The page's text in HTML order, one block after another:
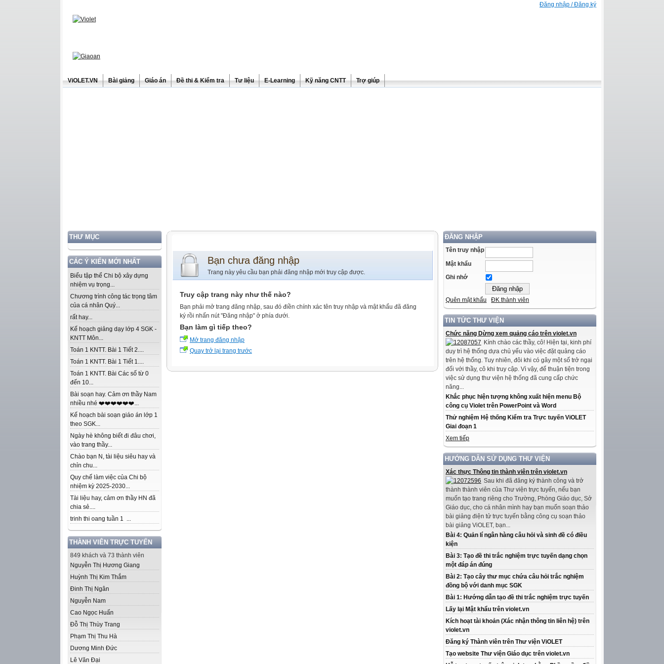
Đăng nhập / Đăng ký
ViOLET.VN Bài giảng Giáo án Đề thi & Kiểm tra Tư liệu E-Learning Kỹ năng CNTT Trợ giúp
THƯ MỤC
CÁC Ý KIẾN MỚI NHẤT
Biểu tập thể Chi bộ xây dựng
nhiệm vụ trọng...
Chương trình công tác trọng tâm
của cá nhân Quý...
rất hay...
Kế hoạch giảng dạy lớp 4 SGK -
KNTT Môn...
Toán 1 KNTT. Bài 1 Tiết 2....
Toán 1 KNTT. Bài 1 Tiết 1....
Toán 1 KNTT. Bài Các số từ 0
đến 10...
Bài soạn hay. Cảm ơn thầy Nam
nhiều nhé ❤️❤️❤️❤️❤️❤️...
Kế hoạch bài soạn giáo án lớp 1
theo SGK...
Ngày hè không biết đi đâu chơi,
vào trang thầy...
Chào bạn N, tài liệu siêu hay và
chỉn chu...
Quy chế làm việc của Chi bộ
nhiệm kỳ 2025-2030...
Tài liệu hay, cảm ơn thầy HN đã
chia sẻ....
trinh thi oang tuần 1 ...
THÀNH VIÊN TRỰC TUYẾN
849 khách và 73 thành viên
Nguyễn Thị Hương Giang
Huỳnh Thị Kim Thắm
Đinh Thị Ngân
Nguyễn Nam
Cao Ngọc Huấn
Đỗ Thị Thùy Trang
Phạm Thị Thu Hà
Dương Minh Đức
Lê Văn Đại
ĐĂNG NHẬP
Tên truy nhập
Mật khẩu
Ghi nhớ
Quên mật khẩu ĐK thành viên
TIN TỨC THƯ VIỆN
Chức năng Dừng xem quảng cáo trên violet.vn
Kính chào các thầy, cô! Hiện tại, kinh phí
duy trì hệ thống dựa chủ yếu vào việc đặt quảng cáo
trên hệ thống. Tuy nhiên, đôi khi có gây một số trở ngại
đối với thầy, cô khi truy cập. Vì vậy, để thuận tiện trong
việc sử dụng thư viện hệ thống đã cung cấp chức
năng...
Khắc phục hiện tượng không xuất hiện menu Bộ
công cụ Violet trên PowerPoint và Word
Thử nghiệm Hệ thống Kiểm tra Trực tuyến ViOLET
Giai đoạn 1
Xem tiếp
HƯỚNG DẪN SỬ DỤNG THƯ VIỆN
Xác thực Thông tin thành viên trên violet.vn
Sau khi đã đăng ký thành công và trở
thành thành viên của Thư viện trực tuyến, nếu bạn
muốn tạo trang riêng cho Trường, Phòng Giáo dục, Sở
Giáo dục, cho cá nhân mình hay bạn muốn soạn thảo
bài giảng điện tử trực tuyến bằng công cụ soạn thảo
bài giảng ViOLET, bạn...
Bài 4: Quản lí ngân hàng câu hỏi và sinh đề có điều
kiện
Bài 3: Tạo đề thi trắc nghiệm trực tuyến dạng chọn
một đáp án đúng
Bài 2: Tạo cây thư mục chứa câu hỏi trắc nghiệm
đồng bộ với danh mục SGK
Bài 1: Hướng dẫn tạo đề thi trắc nghiệm trực tuyến
Lấy lại Mật khẩu trên violet.vn
Kích hoạt tài khoản (Xác nhận thông tin liên hệ) trên
violet.vn
Đăng ký Thành viên trên Thư viện ViOLET
Tạo website Thư viện Giáo dục trên violet.vn
Bạn chưa đăng nhập
Trang này yêu cầu bạn phải đăng nhập mới truy cập được.
Truy cập trang này như thế nào?
Bạn phải mở trang đăng nhập, sau đó điền chính xác tên truy nhập và mật khẩu đã đăng
ký rồi nhấn nút "Đăng nhập" ở phía dưới.
Bạn làm gì tiếp theo?
Mở trang đăng nhập
Quay trở lại trang trước